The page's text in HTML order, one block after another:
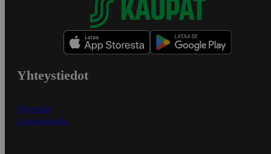
Yhteystiedot
Myymälät
Asiakaspalvelu